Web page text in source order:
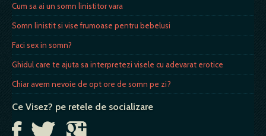
Cum sa ai un somn linistitor vara
Somn linistit si vise frumoase pentru bebelusi
Faci sex in somn?
Ghidul care te ajuta sa interpretezi visele cu adevarat erotice
Chiar avem nevoie de opt ore de somn pe zi?
Ce Visez? pe retele de socializare